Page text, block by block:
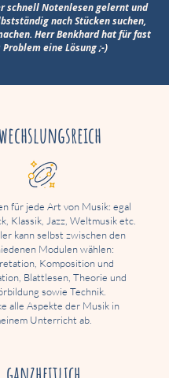
schnell Notenlesen gelernt und
nach Stücken suchen,
Herr Benkhard hat für fast
Problem eine Lösung ;-)
für jede Art von Musik: egal
Klassik, Jazz, Weltmusik etc.
kann selbst zwischen den
Modulen wählen:
Kompositionund
Blattlesen, Theorie und
sowie Technik.
alle Aspekte der Musik in
Unterricht ab.